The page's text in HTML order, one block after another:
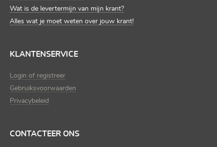
Wat is de levertermijn van mijn krant?
Alles wat je moet weten over jouw krant!
KLANTENSERVICE
Login of registreer
Gebruiksvoorwaarden
Privacybeleid
CONTACTEER ONS